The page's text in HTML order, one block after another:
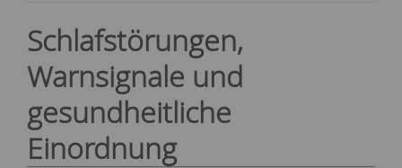
Schlafstörungen,
Warnsignale und
gesundheitliche
Einordnung